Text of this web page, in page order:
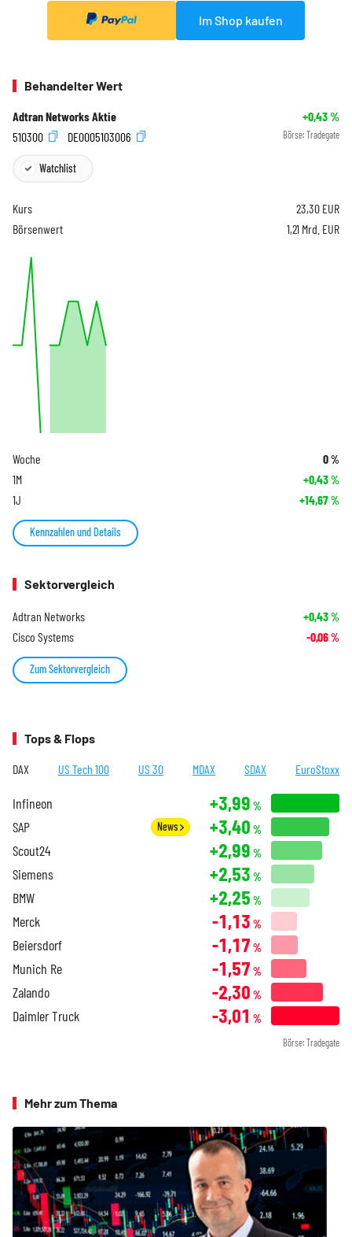
Im Shop kaufen
Behandelter Wert
Adtran Networks Aktie +0,43%
510300
DE0005103006 Börse: Tradegate
Watchlist
Kurs 23,30 EUR
Börsenwert
1,21 Mrd. EUR
Woche 0%
1M +0,43%
1J +14,67%
Kennzahlen und Details
Sektorvergleich
Adtran Networks +0,43%
Cisco Systems -0,06%
Zum Sektorvergleich
Tops & Flops
DAX US Tech 100 US 30 MDAX SDAX EuroStoxx
Infineon +3,99 %
SAP News +3,40 %
Scout24 +2,99 %
Siemens +2,53 %
BMW +2,25 %
Merck -1,13 %
Beiersdorf -1,17 %
Munich Re -1,57 %
Zalando -2,30 %
Daimler Truck -3,01 %
Börse: Tradegate
Mehr zum Thema